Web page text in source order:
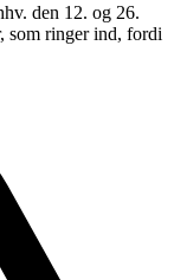
den 12. og 26.
som ringer ind, fordi